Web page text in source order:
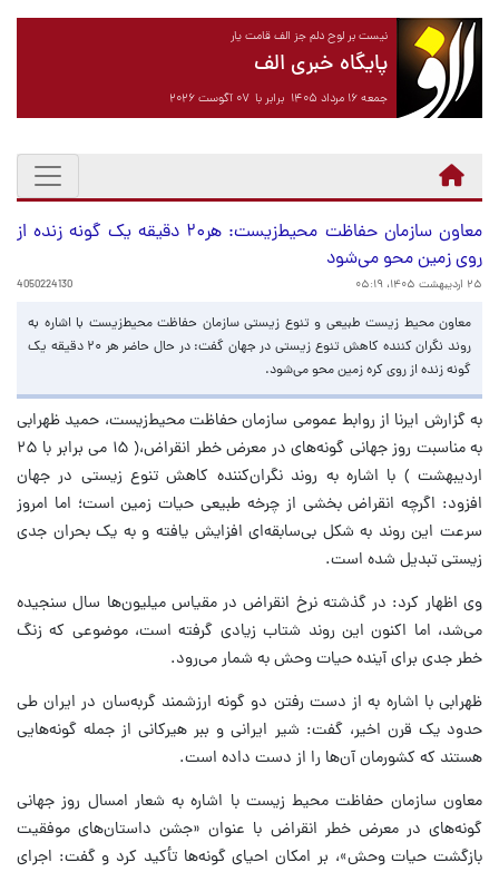
نیست بر لوح دلم جز الف قامت یار
پایگاه خبری الف
جمعه ۱۶ مرداد ۱۴۰۵ برابر با ۰۷ آگوست ۲۰۲۶
معاون سازمان حفاظت محیط‌زیست: هر۲۰ دقیقه یک گونه زنده از
روی زمین محو می‌شود
۲۵ اردیبهشت ۱۴۰۵، ۰۵:۱۹ 4050224130
معاون محیط زیست طبیعی و تنوع زیستی سازمان حفاظت محیط‌زیست با اشاره به
روند نگران کننده کاهش تنوع زیستی در جهان گفت: در حال حاضر هر ۲۰ دقیقه یک
گونه زنده از روی کره زمین محو می‌شود.
به گزارش ایرنا از روابط عمومی سازمان حفاظت محیط‌زیست، حمید ظهرابی
به مناسبت روز جهانی گونه‌های در معرض خطر انقراض،( ۱۵ می برابر با ۲۵
اردیبهشت ) با اشاره به روند نگران‌کننده کاهش تنوع زیستی در جهان
افزود: اگرچه انقراض بخشی از چرخه طبیعی حیات زمین است؛ اما امروز
سرعت این روند به شکل بی‌سابقه‌ای افزایش یافته و به یک بحران جدی
زیستی تبدیل شده است.
وی اظهار کرد: در گذشته نرخ انقراض در مقیاس میلیون‌ها سال سنجیده
می‌شد، اما اکنون این روند شتاب زیادی گرفته است، موضوعی که زنگ
خطر جدی برای آینده حیات وحش به شمار می‌رود.
ظهرابی با اشاره به از دست رفتن دو گونه ارزشمند گربه‌سان در ایران طی
حدود یک قرن اخیر، گفت: شیر ایرانی و ببر هیرکانی از جمله گونه‌هایی
هستند که کشورمان آن‌ها را از دست داده است.
معاون سازمان حفاظت محیط زیست با اشاره به شعار امسال روز جهانی
گونه‌های در معرض خطر انقراض با عنوان «جشن داستان‌های موفقیت
بازگشت حیات وحش»، بر امکان احیای گونه‌ها تأکید کرد و گفت: اجرای